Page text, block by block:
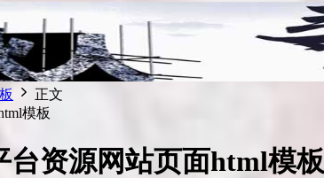
正文
台资源网站页面html模板